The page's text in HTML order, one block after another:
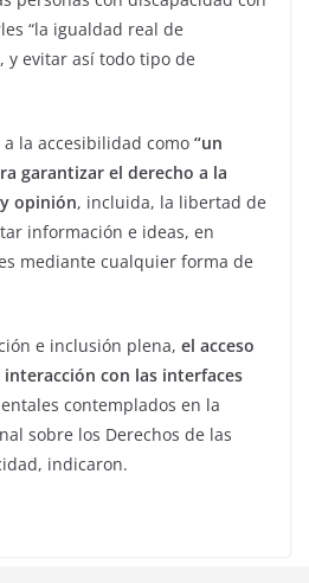
“la igualdad real de
y evitar así todo tipo de
la accesibilidad como “un
garantizar el derecho a la
opinión, incluida, la libertad de
información e ideas, en
mediante cualquier forma de
e inclusión plena, el acceso
con las interfaces
contemplados en la
sobre los Derechos de las
indicaron.